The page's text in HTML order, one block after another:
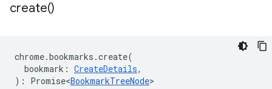
create()
chrome.bookmarks .create(
bookmark : CreateDetails,
) : Promise<BookmarkTreeNode>